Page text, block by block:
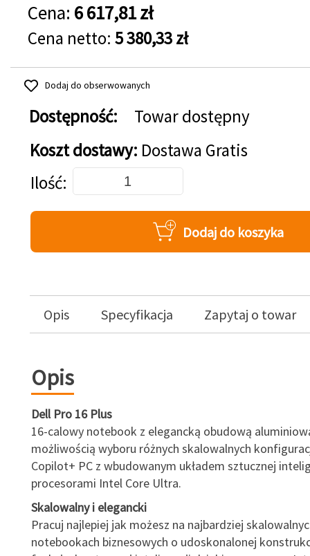
Cena: 6 617,81 zł
Cena netto: 5 380,33 zł
Dodaj do obserwowanych
Dostępność:
Towar dostępny
Koszt dostawy: Dostawa Gratis
Dodaj do koszyka
Ilość
Dodaj do koszyka
Opis Specyfikacja Zapytaj o towar
Opis
Dell Pro 16 Plus
16-calowy notebook z elegancką obudową
możliwością wyboru różnych skalowalnych
Copilot+ PC z wbudowanym układem sztucznej
procesorami Intel Core Ultra.
Skalowalny i elegancki
Pracuj najlepiej jak możesz na najbardziej
notebookach biznesowych o udoskonalonej